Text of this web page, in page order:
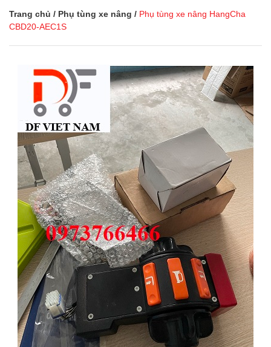
Trang chủ / Phụ tùng xe nâng / Phụ tùng xe nâng HangCha
CBD20-AEC1S